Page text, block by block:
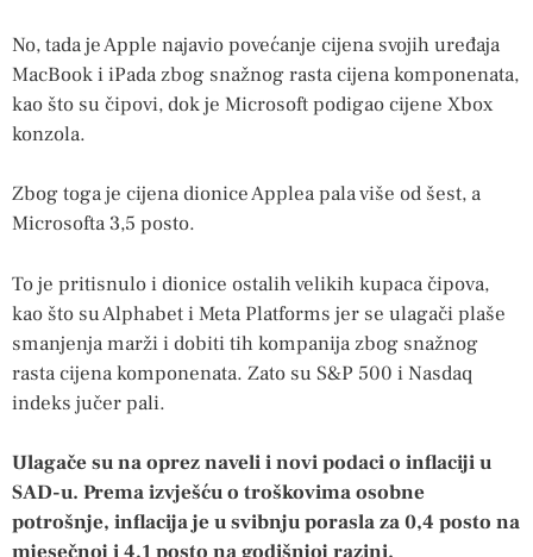
No, tada je Apple najavio povećanje cijena svojih uređaja
MacBook i iPada zbog snažnog rasta cijena komponenata,
kao što su čipovi, dok je Microsoft podigao cijene Xbox
konzola.
Zbog toga je cijena dionice Applea pala više od šest, a
Microsofta 3,5 posto.
To je pritisnulo i dionice ostalih velikih kupaca čipova,
kao što su Alphabet i Meta Platforms jer se ulagači plaše
smanjenja marži i dobiti tih kompanija zbog snažnog
rasta cijena komponenata. Zato su S&P 500 i Nasdaq
indeks jučer pali.
Ulagače su na oprez naveli i novi podaci o inflaciji u
SAD-u. Prema izvješću o troškovima osobne
potrošnje, inflacija je u svibnju porasla za 0,4 posto na